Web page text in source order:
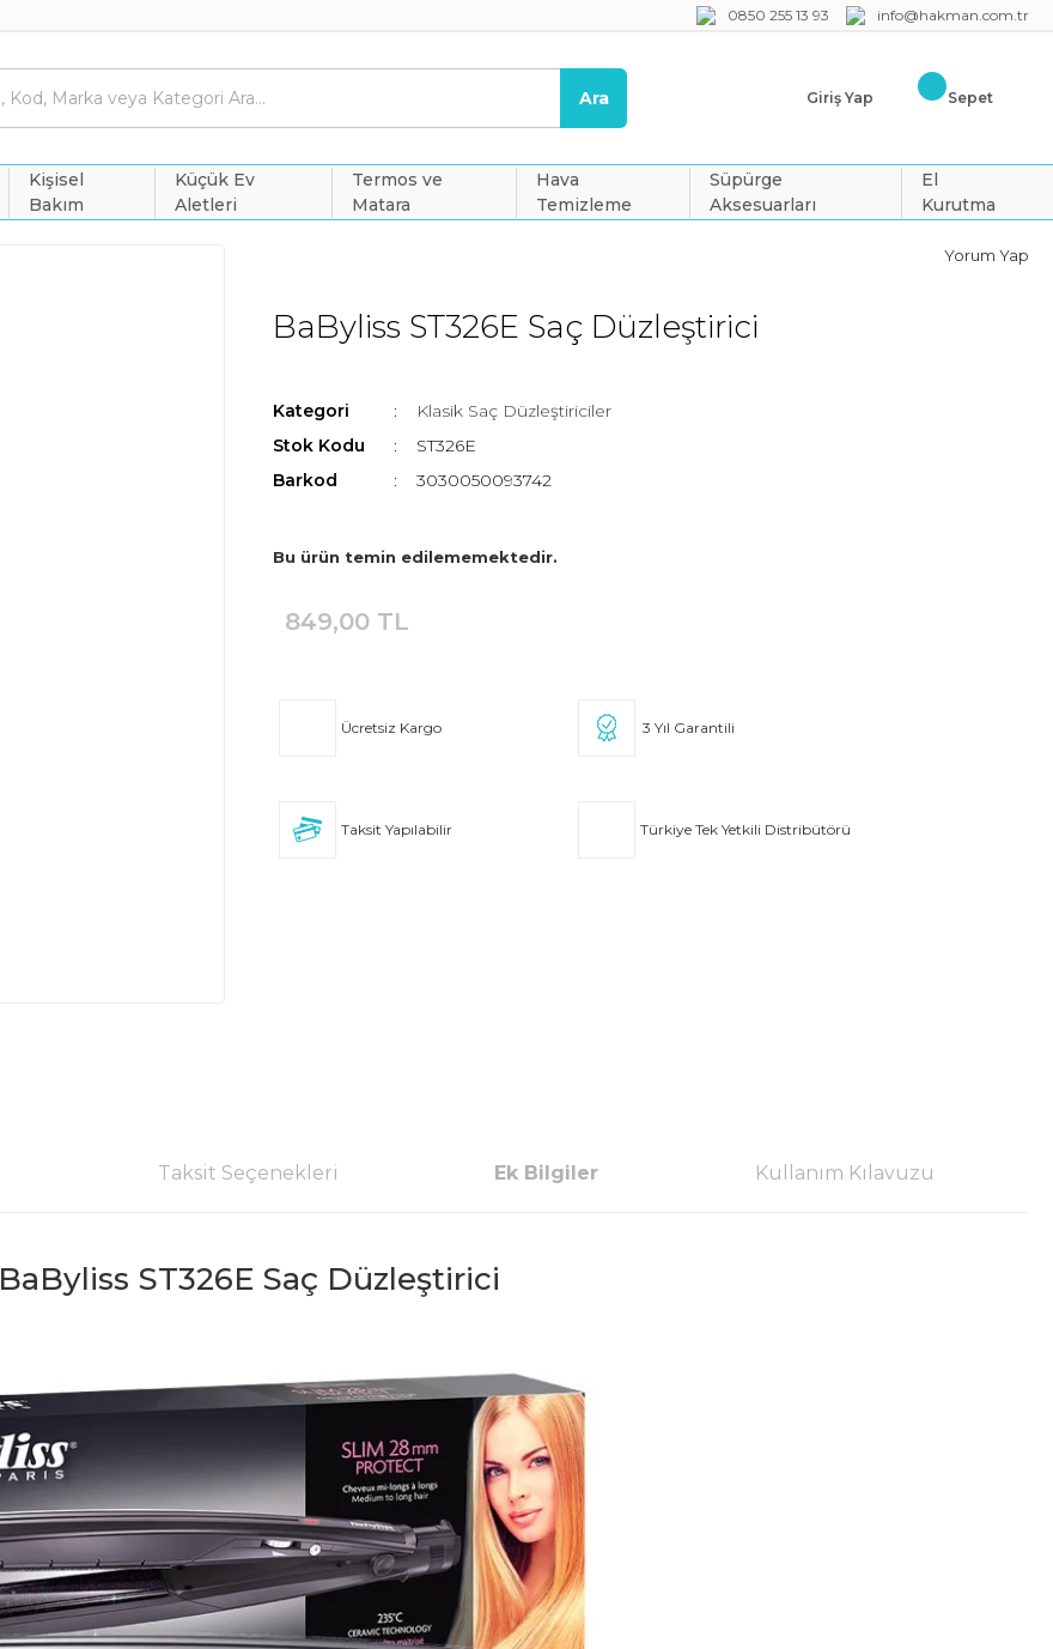
0850 255 13 93 info@hakman.com.tr
Ara Giriş Yap Sepet
Kişisel
Bakım
Küçük Ev
Aletleri
Termos ve
Matara
Hava
Temizleme
Süpürge
Aksesuarları
El
Kurutma
Yorum Yap
BaByliss ST326E Saç Düzleştirici
Kategori
Klasik Saç Düzleştiriciler
Stok Kodu
ST326E
Barkod
3030050093742
849,00 TL
Bu ürün temin edilememektedir.
Ücretsiz Kargo 3 Yıl Garantili
Taksit Yapılabilir Türkiye Tek Yetkili Distribütörü
Taksit Seçenekleri Ek Bilgiler Kullanım Kılavuzu
BaByliss ST326E Saç Düzleştirici